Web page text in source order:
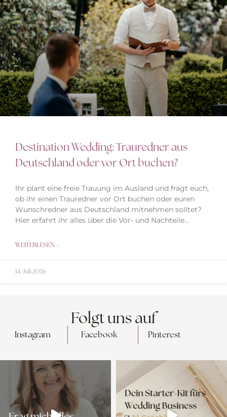
Destination Wedding: Trauredner aus
Deutschland oder vor Ort buchen?
Ihr plant eine freie Trauung im Ausland und fragt euch,
ob ihr einen Trauredner vor Ort buchen oder euren
Wunschredner aus Deutschland mitnehmen solltet?
Hier erfahrt ihr alles über die Vor- und Nachteile…
WEITERLESEN »
14. Juli 2026
Folgt uns auf
Instagram Facebook Pinterest